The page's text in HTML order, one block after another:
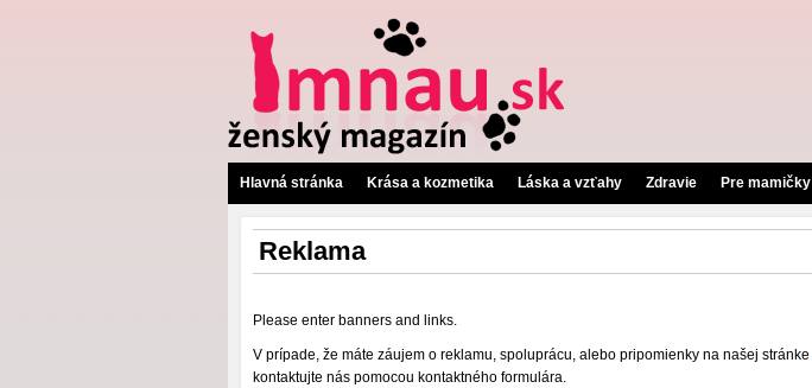
Hlavná stránka Krása a kozmetika Láska a vzťahy Zdravie Pre mamičky
Reklama
Please enter banners and links.
V prípade, že máte záujem o reklamu, spoluprácu, alebo pripomienky na našej stránke
kontaktujte nás pomocou kontaktného formulára.